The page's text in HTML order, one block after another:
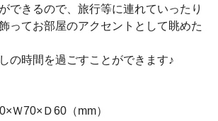
できるので、旅行等に連れていったり
ってお部屋のアクセントとして眺めた
の時間を過ごすことができます♪
Ｗ70×Ｄ60（mm）